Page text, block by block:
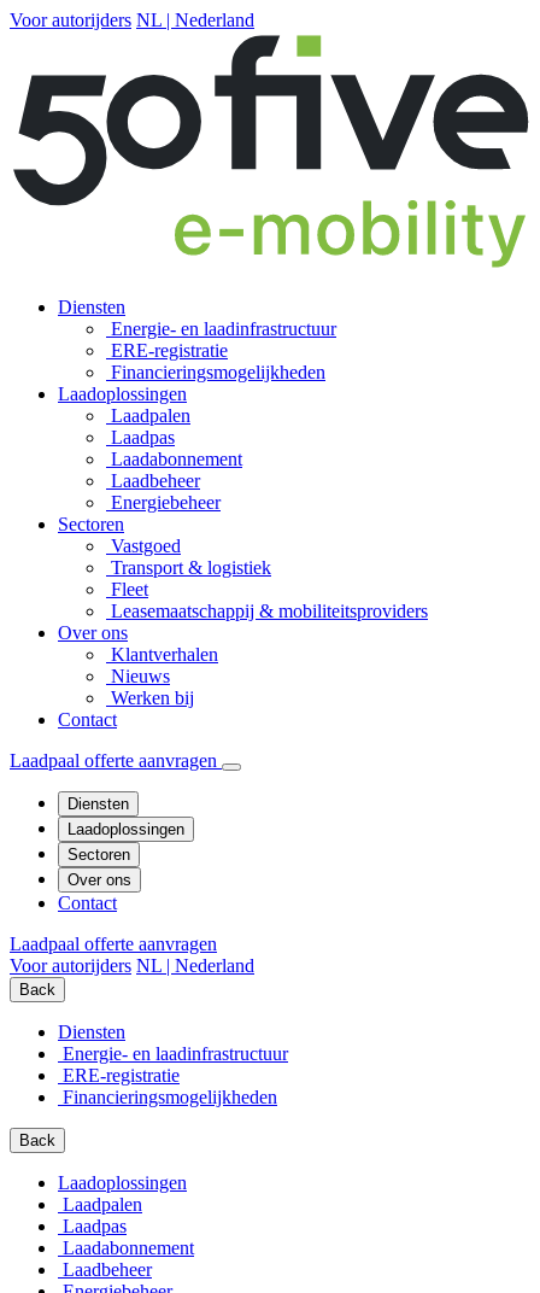
Voor autorijders NL | Nederland
Diensten
Energie- en laadinfrastructuur
ERE-registratie
Financierings­mogelijkheden
Laadoplossingen
Laadpalen
Laadpas
Laadabonnement
Laadbeheer
Energiebeheer
Sectoren
Vastgoed
Transport & logistiek
Fleet
Leasemaatschappij & mobiliteitsproviders
Over ons
Klantverhalen
Nieuws
Werken bij
Contact
Laadpaal offerte aanvragen
Diensten
Laadoplossingen
Sectoren
Over ons
Contact
Laadpaal offerte aanvragen
Voor autorijders NL | Nederland
Back
Diensten
Energie- en laadinfrastructuur
ERE-registratie
Financierings­mogelijkheden
Back
Laadoplossingen
Laadpalen
Laadpas
Laadabonnement
Laadbeheer